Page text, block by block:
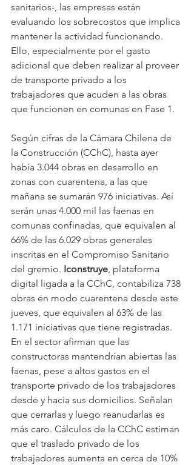
sanitarios-, las empresas están
evaluando los sobrecostos que implica
mantener la actividad funcionando.
Ello, especialmente por el gasto
adicional que deben realizar al proveer
de transporte privado a los
trabajadores que acuden a las obras
que funcionen en comunas en Fase 1.
Según cifras de la Cámara Chilena de
la Construcción (CChC), hasta ayer
había 3.044 obras en desarrollo en
zonas con cuarentena, a las que
mañana se sumarán 976 iniciativas. Así
serán unas 4.000 mil las faenas en
comunas confinadas, que equivalen al
66% de las 6.029 obras generales
inscritas en el Compromiso Sanitario
del gremio. Iconstruye , plataforma
digital ligada a la CChC, contabiliza 738
obras en modo cuarentena desde este
jueves, que equivalen al 63% de las
1.171 iniciativas que tiene registradas.
En el sector afirman que las
constructoras mantendrían abiertas las
faenas, pese a altos gastos en el
transporte privado de los trabajadores
desde y hacia sus domicilios. Señalan
que cerrarlas y luego reanudarlas es
más caro. Cálculos de la CChC estiman
que el traslado privado de los
trabajadores aumenta en cerca de 10%